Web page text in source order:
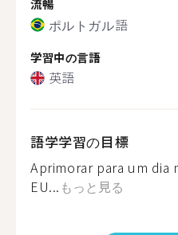
流暢
ポルトガル語
学習中の言語
英語
語学学習の目標
Aprimorar para um dia
EU... もっと見る